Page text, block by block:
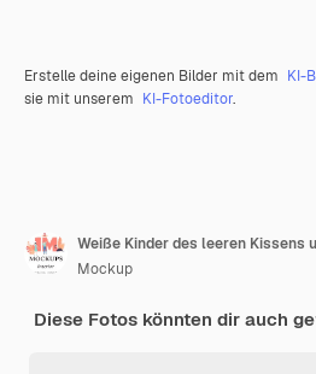
Erstelle deine eigenen Bilder mit dem KI-
sie mit unserem KI-Fotoeditor.
Weiße Kinder des leeren Kissens
Mockup
Diese Fotos könnten dir auch